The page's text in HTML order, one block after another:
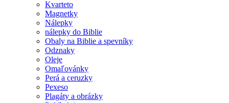
Kvarteto
Magnetky
Nálepky
nálepky do Biblie
Obaly na Biblie a spevníky
Odznaky
Oleje
Omaľovánky
Perá a ceruzky
Pexeso
Plagáty a obrázky